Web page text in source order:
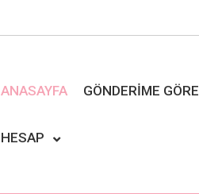
ANASAYFA GÖNDERIME GÖRE
HESAP